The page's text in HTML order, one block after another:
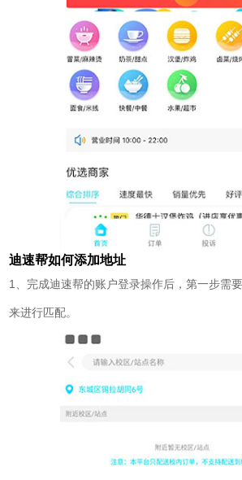
迪速帮如何添加地址
1、完成迪速帮的账户登录操作后，第一步需
来进行匹配。